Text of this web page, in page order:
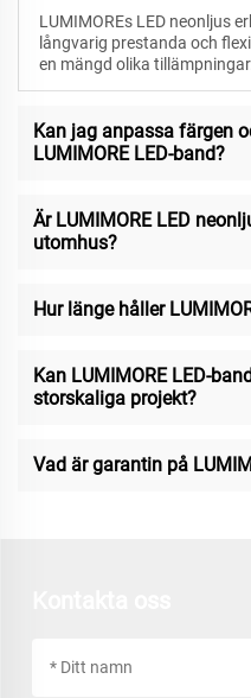
LUMIMOREs LED neonljus
långvarig prestanda och
en mängd olika
Kan jag anpassa färgen
LUMIMORE LED-band?
Är LUMIMORE LED
utomhus?
Hur länge håller
Kan LUMIMORE LED-
storskaliga projekt?
Vad är garantin på